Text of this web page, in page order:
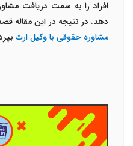
افراد را به سمت دریافت
دهد. در نتیجه در این مقاله
مشاوره حقوقی با وکیل ارث